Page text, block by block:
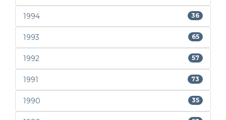
1994 36
1993 65
1992 57
1991 73
1990 35